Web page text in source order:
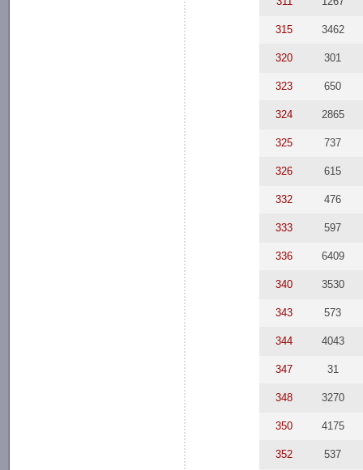
315 3462
320 301
323 650
324 2865
325 737
326 615
332 476
333 597
336 6409
340 3530
343 573
344 4043
347 31
348 3270
350 4175
352 537